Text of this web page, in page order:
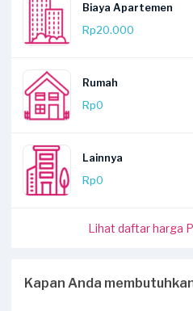
Biaya Apartemen
Rp20.000
Rumah
Rp0
Lainnya
Rp0
Lihat daftar harga
Kapan Anda